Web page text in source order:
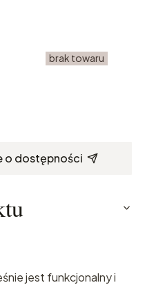
brak towaru
o dostępności
jest funkcjonalny i